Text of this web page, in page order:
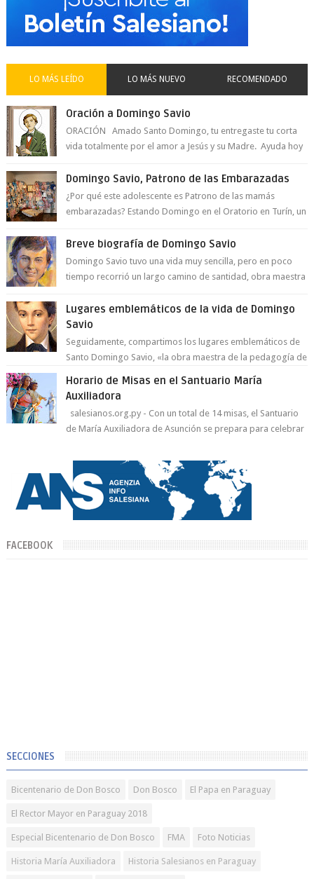
LO MÁS LEÍDO LO MÁS NUEVO RECOMENDADO
Oración a Domingo Savio
ORACIÓN Amado Santo Domingo, tu entregaste tu corta
vida totalmente por el amor a Jesús y su Madre. Ayuda hoy
Domingo Savio, Patrono de las Embarazadas
¿Por qué este adolescente es Patrono de las mamás
embarazadas? Estando Domingo en el Oratorio en Turín, un
Breve biografía de Domingo Savio
Domingo Savio tuvo una vida muy sencilla, pero en poco
tiempo recorrió un largo camino de santidad, obra maestra
Lugares emblemáticos de la vida de Domingo
Savio
Seguidamente, compartimos los lugares emblemáticos de
Santo Domingo Savio, «la obra maestra de la pedagogía de
Horario de Misas en el Santuario María
Auxiliadora
salesianos.org.py - Con un total de 14 misas, el Santuario
de María Auxiliadora de Asunción se prepara para celebrar
FACEBOOK
SECCIONES
Bicentenario de Don Bosco Don Bosco El Papa en Paraguay
El Rector Mayor en Paraguay 2018
Especial Bicentenario de Don Bosco FMA Foto Noticias
Historia María Auxiliadora Historia Salesianos en Paraguay